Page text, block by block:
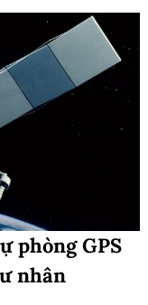
phòng GPS
nhân